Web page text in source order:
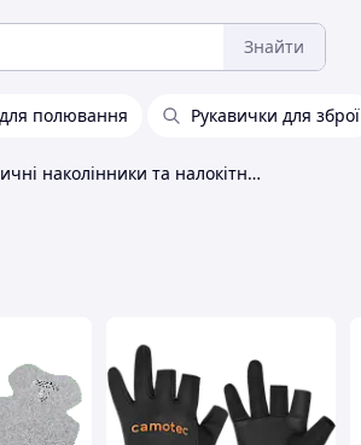
Знайти
полювання Рукавички для зброї
Тактичні наколінники та налокітники Camotec